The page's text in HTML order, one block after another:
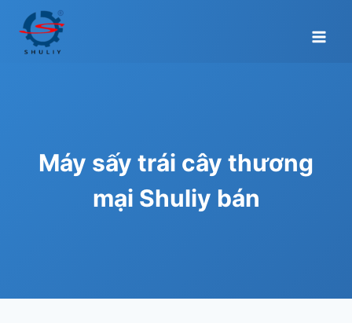
content
Máy sấy trái cây thương
mại Shuliy bán